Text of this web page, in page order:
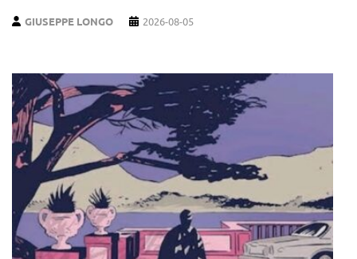
GIUSEPPE LONGO 2026-08-05